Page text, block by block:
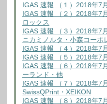
IGAS 速報 （１）2018年7
IGAS 速報 （２）2018年7
ロックス
IGAS 速報 （３）2018年7
ニカミノルタ・小森コーポ
IGAS 速報 （４）2018年7
IGAS 速報 （５）2018年7
IGAS 速報 （６）2018年7
ーランド・他
IGAS 速報 （７）2018年7
SwissQPrint・XEIKON
IGAS 速報 （８）2018年7